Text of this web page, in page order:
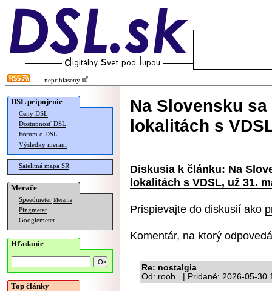
neprihlásený
DSL pripojenie
Ceny DSL
Dostupnosť DSL
Fórum o DSL
Výsledky meraní
Satelitná mapa SR
Merače
Speedmeter Merania
Pingmeter
Googlemeter
Hľadanie
Top články
Na Slovensku
lokalitách s
Diskusia k článku: Na
lokalitách s VDSL, už 31.
Prispievajte do diskusií ako
Komentár, na ktorý
Re: nostalgia
Od: roob_ | Pridané: 2026-05-30